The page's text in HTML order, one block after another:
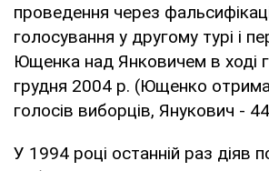
проведення через
голосування у другому турі і
Ющенка над Янковичем в ході
грудня 2004 р. (Ющенко
голосів виборців, Янукович -
У 1994 році останній раз діяв